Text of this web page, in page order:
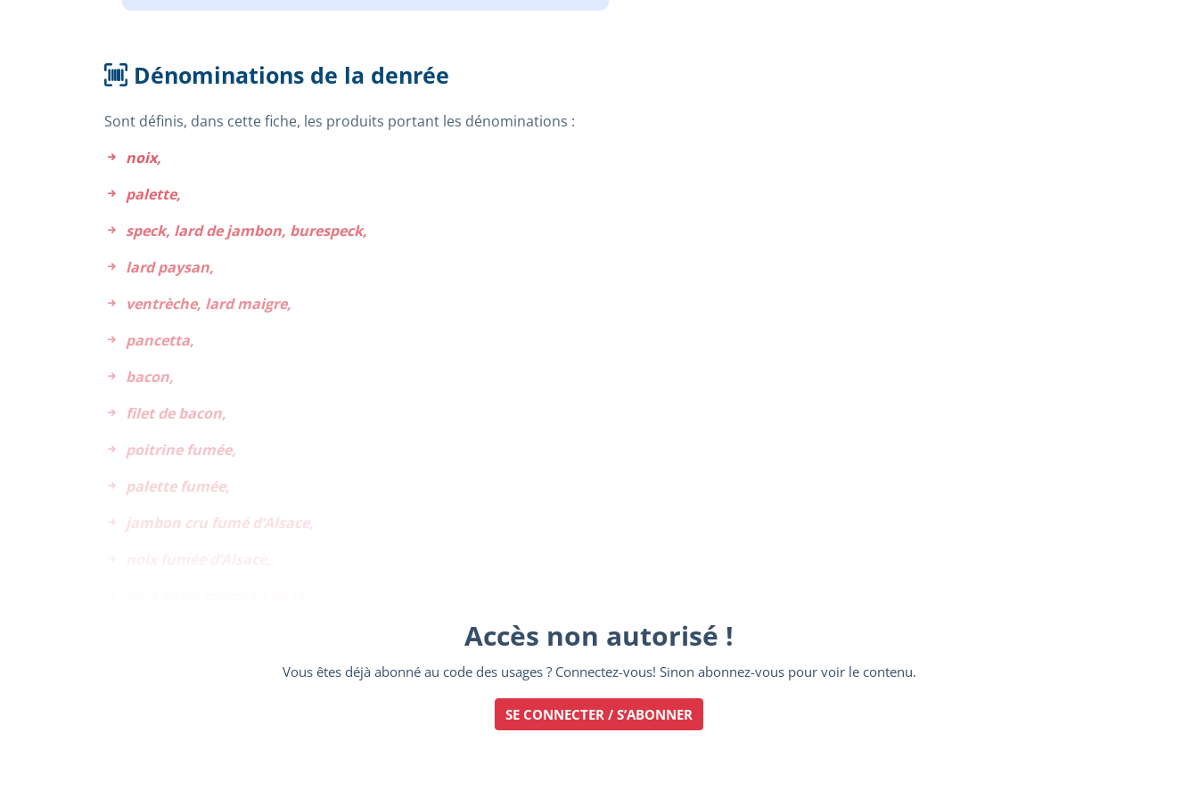
Dénominations de la denrée
Sont définis, dans cette fiche, les produits portant les dénominations :
noix,
palette,
speck, lard de jambon, burespeck,
lard paysan,
ventrèche, lard maigre,
pancetta,
bacon,
filet de bacon,
poitrine fumée,
palette fumée,
jambon cru fumé d’Alsace,
Accès non autorisé !
Vous êtes déjà abonné au code des usages ? Connectez-vous! Sinon abonnez-vous pour voir le contenu.
SE CONNECTER / S’ABONNER